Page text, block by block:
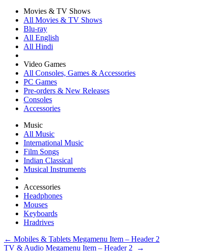
Movies & TV Shows
All Movies & TV Shows
Blu-ray
All English
All Hindi
Video Games
All Consoles, Games & Accessories
PC Games
Pre-orders & New Releases
Consoles
Accessories
Music
All Music
International Music
Film Songs
Indian Classical
Musical Instruments
Accessories
Headphones
Mouses
Keyboards
Hradrives
แนะแนว
← Mobiles & Tablets Megamenu Item – Header 2
TV & Audio Megamenu Item – Header 2
→